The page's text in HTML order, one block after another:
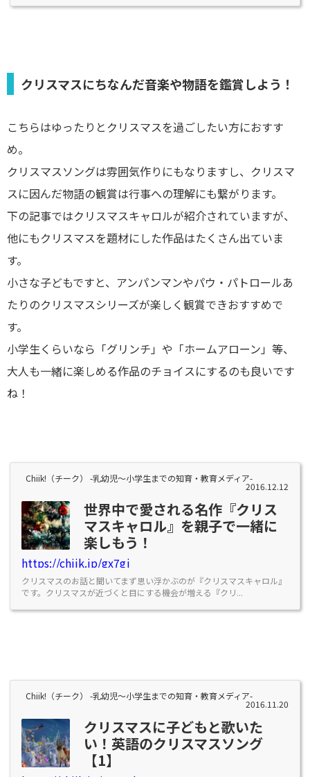
クリスマスにちなんだ音楽や物語を鑑賞しよう！
こちらはゆったりとクリスマスを過ごしたい方におすす
め。
クリスマスソングは雰囲気作りにもなりますし、クリスマ
スに因んだ物語の観賞は行事への理解にも繋がります。
下の記事ではクリスマスキャロルが紹介されていますが、
他にもクリスマスを題材にした作品はたくさん出ていま
す。
小さな子どもですと、アンパンマンやパウ・パトロールあ
たりのクリスマスシリーズが楽しく観賞できおすすめで
す。
小学生くらいなら「グリンチ」や「ホームアローン」等、
大人も一緒に楽しめる作品のチョイスにするのも良いです
ね！
Chiik!（チーク） -乳幼児〜小学生までの知育・教育メディア-
2016.12.12
世界中で愛される名作『クリス
マスキャロル』を親子で一緒に
楽しもう！
https://chiik.jp/gx7gj
クリスマスのお話と聞いてまず思い浮かぶのが『クリスマスキャロル』
です。クリスマスが近づくと目にする機会が増える『クリ...
Chiik!（チーク） -乳幼児〜小学生までの知育・教育メディア-
2016.11.20
クリスマスに子どもと歌いた
い！英語のクリスマスソング
【1】